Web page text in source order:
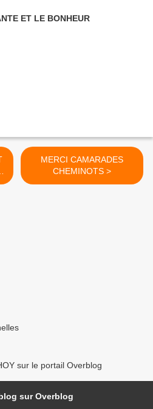
ET LE BONHEUR
MERCI CAMARADES
CHEMINOTS >
sur le portail Overblog
sur Overblog